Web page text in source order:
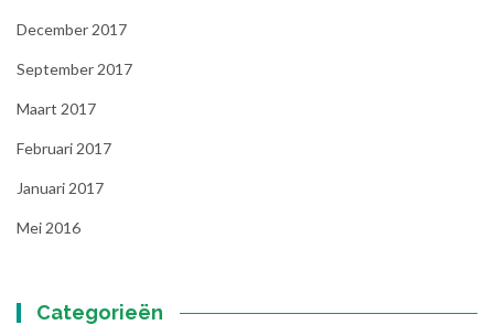
December 2017
September 2017
Maart 2017
Februari 2017
Januari 2017
Mei 2016
Categorieën